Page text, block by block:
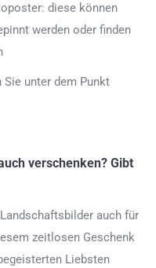
diese können
werden oder finden
Sie unter dem Punkt
verschenken? Gibt
auch für
zeitlosen Geschenk
Liebsten